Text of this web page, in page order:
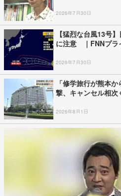
2026年7月30日
【猛烈な台風13号
に注意 ｜FNNプラ
2026年7月30日
「修学旅行が熊本
撃、キャンセル相次
2026年8月1日